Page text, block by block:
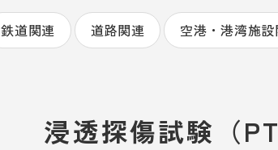
鉄道関連 道路関連 空港・港湾施
浸透探傷試験（